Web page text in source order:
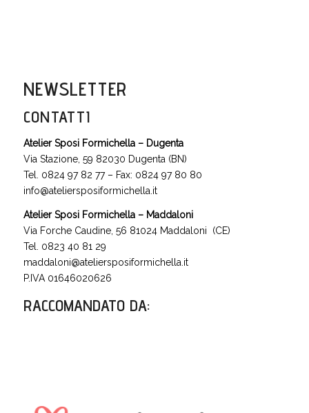
NEWSLETTER
CONTATTI
Atelier Sposi Formichella – Dugenta
Via Stazione, 59 82030 Dugenta (BN)
Tel. 0824 97 82 77 – Fax: 0824 97 80 80
info@ateliersposiformichella.it
Atelier Sposi Formichella – Maddaloni
Via Forche Caudine, 56 81024 Maddaloni (CE)
Tel. 0823 40 81 29
maddaloni@ateliersposiformichella.it
P.IVA 01646020626
RACCOMANDATO DA: